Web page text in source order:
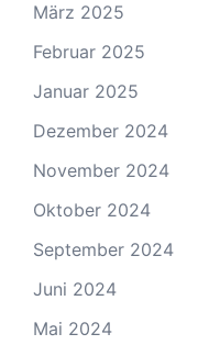
März 2025
Februar 2025
Januar 2025
Dezember 2024
November 2024
Oktober 2024
September 2024
Juni 2024
Mai 2024